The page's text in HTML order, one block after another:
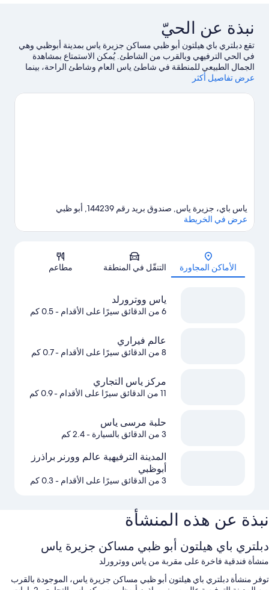
نبذة عن الحيّ
تقع دبلتري باي هيلتون أبو ظبي مساكن جزيرة ياس بمدينة أبوظبي وهي
في الحي الترفيهي وبالقرب من الشاطئ. يُمكن الاستمتاع بمشاهدة
الجمال الطبيعي للمنطقة في شاطئ ياس العام وشاطئ الراحة، بينما
يُعد كل من ياس ووترورلد والمدينة الترفيهية عالم وورنر براذرز أبوظبي
مرسى ياس، واستمتع بقضاء بعض الوقت في أحد أهم معالم الجذب وهو
عرض تفاصيل أكثر
الخريطة
ياس باي، جزيرة ياس, صندوق بريد رقم 144239, أبو ظبي
عرض في الخريطة
الأماكن المجاورة التنقّل في المنطقة مطاعم
ياس ووترورلد
6 من الدقائق سيرًا على الأقدام - 0.5 كم
عالم فيراري
8 من الدقائق سيرًا على الأقدام - 0.7 كم
مركز ياس التجاري
11 من الدقائق سيرًا على الأقدام - 0.9 كم
حلبة مرسى ياس
3 من الدقائق بالسيارة - 2.4 كم
المدينة الترفيهية عالم وورنر براذرز
أبوظبي
3 من الدقائق سيرًا على الأقدام - 0.3 كم
نبذة عن هذه المنشأة
دبلتري باي هيلتون أبو ظبي مساكن جزيرة ياس
منشأة فندقية فاخرة على مقربة من ياس ووترورلد
توفر منشأة دبلتري باي هيلتون أبو ظبي مساكن جزيرة ياس، الموجودة بالقرب